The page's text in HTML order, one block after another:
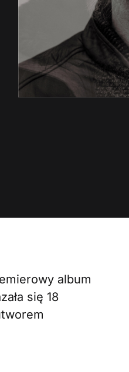
album
się 18